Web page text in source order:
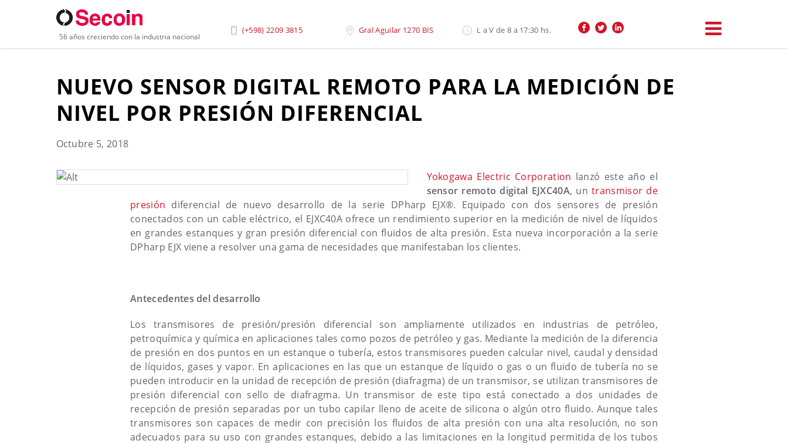
56 años creciendo con la industria nacional
(+598) 2209 3815 Gral Aguilar 1270 BIS L a V de 8 a 17:30 hs.
Inicio » Blog » Nuevo Sensor Digital Remoto Para La Medición de Nivel Por Presión Diferencial
NUEVO SENSOR DIGITAL REMOTO PARA LA MEDICIÓN DE
NIVEL POR PRESIÓN DIFERENCIAL
Octubre 5, 2018
Yokogawa Electric Corporation lanzó este año el
sensor remoto digital EJXC40A, untransmisor de
presión diferencial de nuevo desarrollo de la serie DPharp EJX®. Equipado con dos sensores de presión
conectados con un cable eléctrico, el EJXC40A ofrece un rendimiento superior en la medición de nivel de líquidos
en grandes estanques y gran presión diferencial con fluidos de alta presión. Esta nueva incorporación a la serie
DPharp EJX viene a resolver una gama de necesidades que manifestaban los clientes.
Antecedentes del desarrollo
Los transmisores de presión/presión diferencial son ampliamente utilizados en industrias de petróleo,
petroquímica y química en aplicaciones tales como pozos de petróleo y gas. Mediante la medición de la diferencia
de presión en dos puntos en un estanque o tubería, estos transmisores pueden calcular nivel, caudal y densidad
de líquidos, gases y vapor. En aplicaciones en las que un estanque de líquido o gas o un fluido de tubería no se
pueden introducir en la unidad de recepción de presión (diafragma) de un transmisor, se utilizan transmisores de
presión diferencial con sello de diafragma. Un transmisor de este tipo está conectado a dos unidades de
recepción de presión separadas por un tubo capilar lleno de aceite de silicona o algún otro fluido. Aunque tales
transmisores son capaces de medir con precisión los fluidos de alta presión con una alta resolución, no son
adecuados para su uso con grandes estanques, debido a las limitaciones en la longitud permitida de los tubos